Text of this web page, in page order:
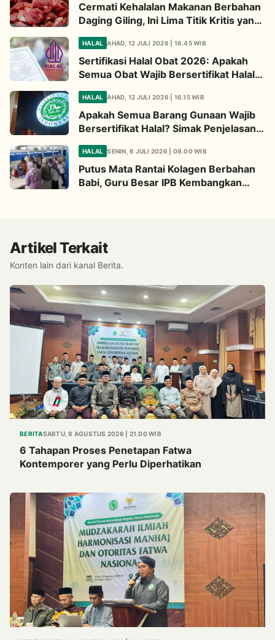
Cermati Kehalalan Makanan Berbahan
Daging Giling, Ini Lima Titik Kritis yang
Wajib Diperhatikan
HALAL AHAD, 12 JULI 2026 | 16.45 WIB
Sertifikasi Halal Obat 2026: Apakah
Semua Obat Wajib Bersertifikat Halal?
Begini Penjelasannya
HALAL AHAD, 12 JULI 2026 | 16.15 WIB
Apakah Semua Barang Gunaan Wajib
Bersertifikat Halal? Simak Penjelasan
Ini
HALAL SENIN, 6 JULI 2026 | 09.00 WIB
Putus Mata Rantai Kolagen Berbahan
Babi, Guru Besar IPB Kembangkan
Artikel Terkait
Konten lain dari kanal Berita.
BERITASABTU, 8 AGUSTUS 2026 | 21.00 WIB
6 Tahapan Proses Penetapan Fatwa
Kontemporer yang Perlu Diperhatikan